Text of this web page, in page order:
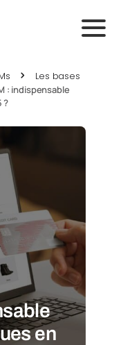
Les bases
: indispensable
?
en